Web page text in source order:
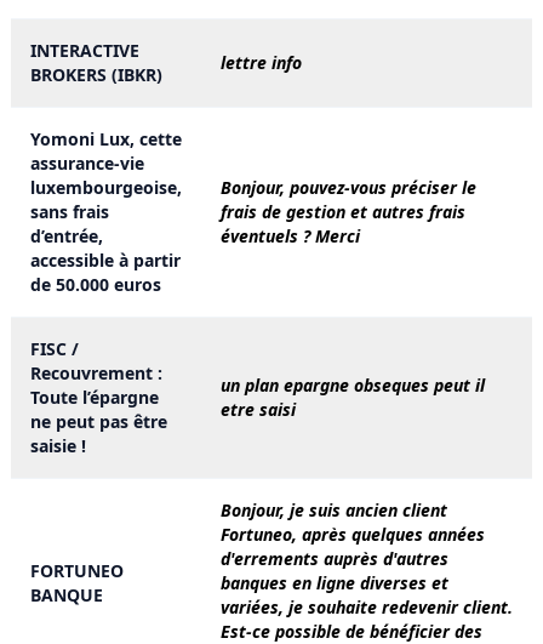
INTERACTIVE
BROKERS (IBKR)
lettre info
Yomoni Lux, cette
assurance-vie
luxembourgeoise,
sans frais
d’entrée,
accessible à partir
de 50.000 euros
Bonjour, pouvez-vous préciser le
frais de gestion et autres frais
éventuels ? Merci
FISC /
Recouvrement :
Toute l’épargne
ne peut pas être
saisie !
un plan epargne obseques peut il
etre saisi
FORTUNEO
BANQUE
Bonjour, je suis ancien client
Fortuneo, après quelques années
d'errements auprès d'autres
banques en ligne diverses et
variées, je souhaite redevenir client.
Est-ce possible de bénéficier des